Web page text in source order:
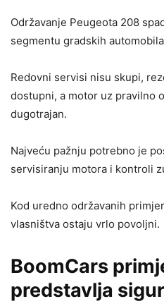
Održavanje Peugeota 208
segmentu gradskih
Redovni servisi nisu skupi,
dostupni, a motor uz pravilno
dugotrajan.
Najveću pažnju potrebno je
servisiranju motora i kontroli
Kod uredno održavanih
vlasništva ostaju vrlo povoljni.
BoomCars
predstavlja